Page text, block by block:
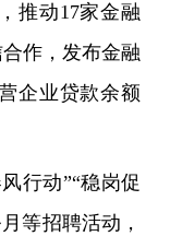
推动17家金融
作，发布金融
企业贷款余额
行动”“稳岗促
等招聘活动，